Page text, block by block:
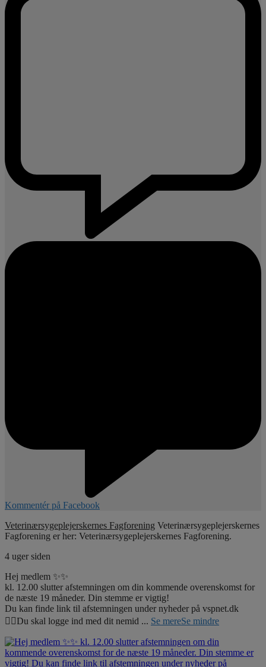
Kommentér på Facebook
Veterinærsygeplejerskernes Fagforening Veterinærsygeplejerskernes
Fagforening er her: Veterinærsygeplejerskernes Fagforening.
4 uger siden
Hej medlem ✨✨
kl. 12.00 slutter afstemningen om din kommende overenskomst for
de næste 19 måneder. Din stemme er vigtig!
Du kan finde link til afstemningen under nyheder på vspnet.dk
☝🏼Du skal logge ind med dit nemid ... Se mereSe mindre